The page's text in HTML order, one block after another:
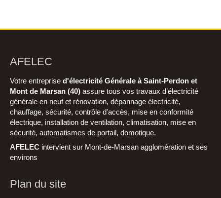
AFELEC
Votre entreprise d'électricité Générale à Saint-Perdon et
Mont de Marsan (40) assure tous vos travaux d’électricité
générale en neuf et rénovation, dépannage électricité,
chauffage, sécurité, contrôle d'accès, mise en conformité
électrique, installation de ventilation, climatisation, mise en
sécurité, automatismes de portail, domotique.
AFELEC intervient sur Mont-de-Marsan agglomération et ses
environs
Plan du site